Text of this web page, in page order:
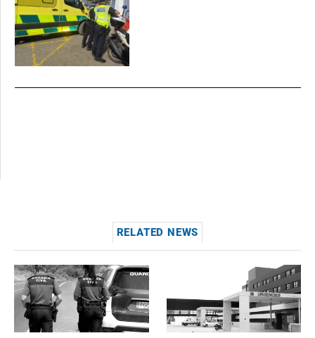
RELATED NEWS